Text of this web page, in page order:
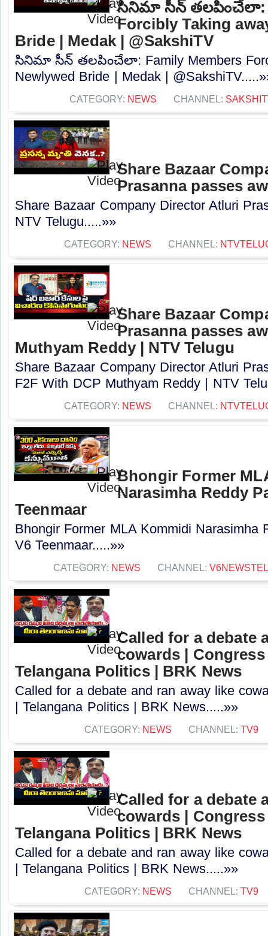
సినిమా సీన్ తలపించేలా:
Forcibly Taking
Bride | Medak | @SakshiTV
సినిమా సీన్ తలపించేలా: Family Members
Newlywed Bride | Medak |
CATEGORY: NEWS CHANNEL:
Share Bazaar
Prasanna passes
Share Bazaar Company Director Atluri
NTV Telugu.....»»
CATEGORY: NEWS CHANNEL:
Share Bazaar
Prasanna passes
Muthyam Reddy | NTV Telugu
Share Bazaar Company Director Atluri
F2F With DCP Muthyam Reddy | NTV
CATEGORY: NEWS CHANNEL:
Bhongir Former
Narasimha Reddy
Teenmaar
Bhongir Former MLA Kommidi Narasimha
V6 Teenmaar.....»»
CATEGORY: NEWS CHANNEL:
Called for a debate
cowards | Congress
Telangana Politics | BRK News
Called for a debate and ran away like
| Telangana Politics | BRK News.....»»
CATEGORY: NEWS CHANNEL: TV9
Called for a debate
cowards | Congress
Telangana Politics | BRK News
Called for a debate and ran away like
| Telangana Politics | BRK News.....»»
CATEGORY: NEWS CHANNEL: TV9